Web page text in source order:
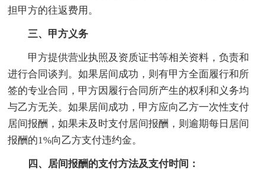
担甲方的往返费用。
三、甲方义务
甲方提供营业执照及资质证书等相关资料，负责和
进行合同谈判。如果居间成功，则有甲方全面履行和所
签的专业合同，甲方因履行合同所产生的权利和义务均
与乙方无关。如果居间成功，甲方应向乙方一次性支付
居间报酬，如果未及时支付居间报酬，则逾期每日居间
报酬的1%向乙方支付违约金。
四、居间报酬的支付方法及支付时间：